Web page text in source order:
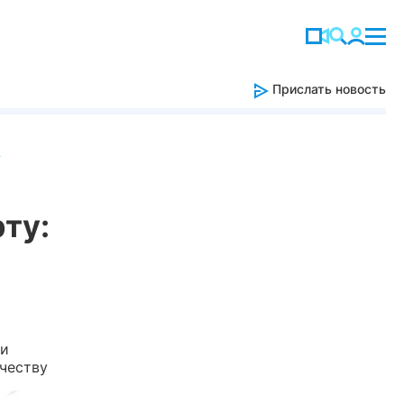
Прислать новость